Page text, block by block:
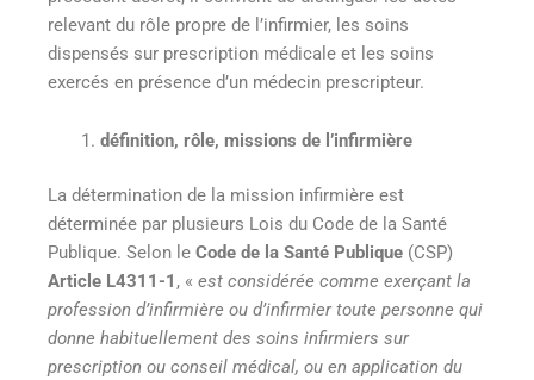
relevant du rôle propre de l’infirmier, les soins
dispensés sur prescription médicale et les soins
exercés en présence d’un médecin prescripteur.
définition, rôle, missions de l’infirmière
La détermination de la mission infirmière est
déterminée par plusieurs Lois du Code de la Santé
Publique. Selon le Code de la Santé Publique (CSP)
Article L4311-1 , « est considérée comme exerçant la
profession d’infirmière ou d’infirmier toute personne qui
donne habituellement des soins infirmiers sur
prescription ou conseil médical, ou en application du